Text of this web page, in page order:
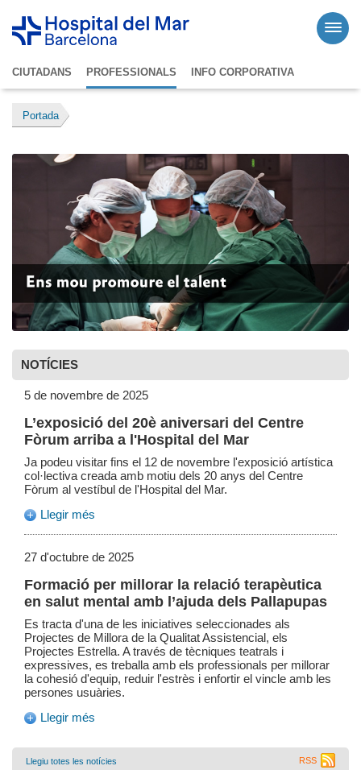
CIUTADANS PROFESSIONALS INFO CORPORATIVA
Portada
NOTÍCIES
5 de novembre de 2025
L’exposició del 20è aniversari del Centre
Fòrum arriba a l'Hospital del Mar
Ja podeu visitar fins el 12 de novembre l'exposició artística
col·lectiva creada amb motiu dels 20 anys del Centre
Fòrum al vestíbul de l'Hospital del Mar.
Llegir més
27 d'octubre de 2025
Formació per millorar la relació terapèutica
en salut mental amb l’ajuda dels Pallapupas
Es tracta d'una de les iniciatives seleccionades als
Projectes de Millora de la Qualitat Assistencial, els
Projectes Estrella. A través de tècniques teatrals i
expressives, es treballa amb els professionals per millorar
la cohesió d'equip, reduir l'estrès i enfortir el vincle amb les
persones usuàries.
Llegir més
Llegiu totes les notícies RSS